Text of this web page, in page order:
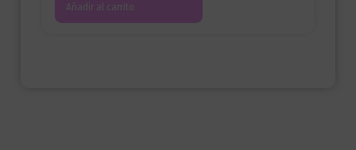
Añadir al carrito